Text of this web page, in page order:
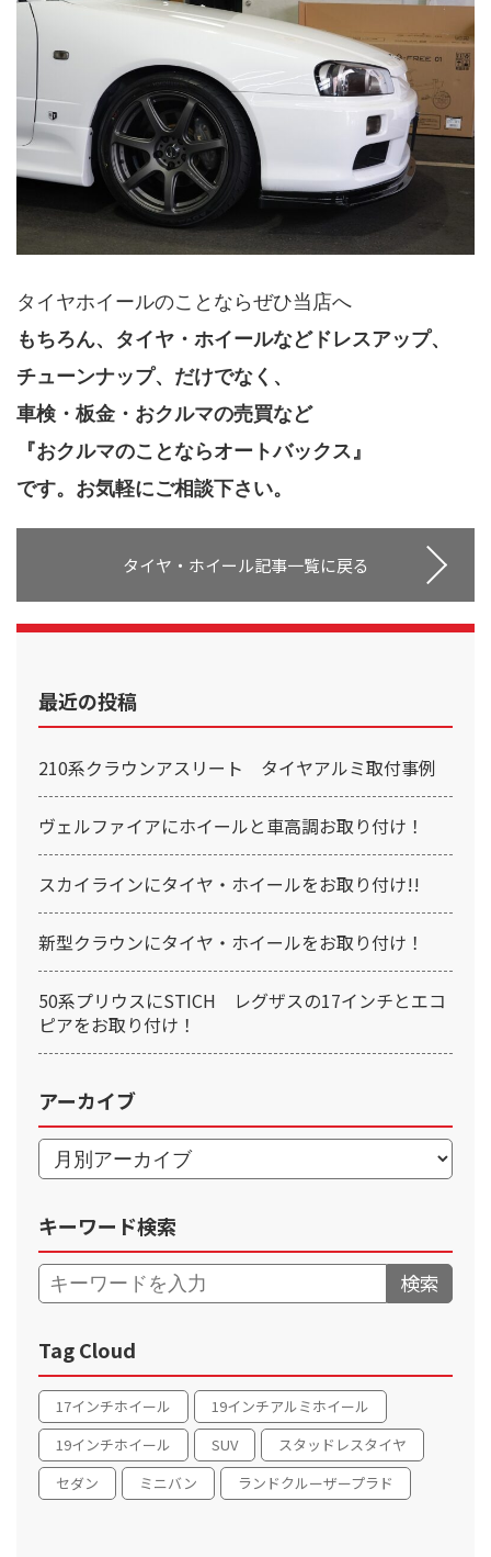
タイヤホイールのことならぜひ当店へ
もちろん、タイヤ・ホイールなどドレスアップ、
チューンナップ、だけでなく、
車検・板金・おクルマの売買など
『おクルマのことならオートバックス』
です。お気軽にご相談下さい。
タイヤ・ホイール記事一覧に戻る
最近の投稿
210系クラウンアスリート タイヤアルミ取付事例
ヴェルファイアにホイールと車高調お取り付け！
スカイラインにタイヤ・ホイールをお取り付け!!
新型クラウンにタイヤ・ホイールをお取り付け！
50系プリウスにSTICH レグザスの17インチとエコ
ピアをお取り付け！
アーカイブ
キーワード検索
検索
Tag Cloud
17インチホイール
19インチアルミホイール
19インチホイール
SUV
スタッドレスタイヤ
セダン
ミニバン ランドクルーザープラド